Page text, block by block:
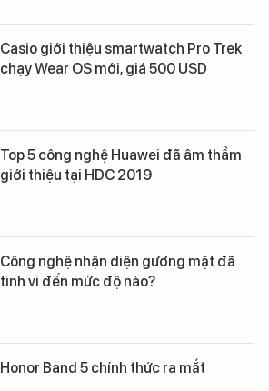
Casio giới thiệu smartwatch Pro Trek
chạy Wear OS mới, giá 500 USD
Top 5 công nghệ Huawei đã âm thầm
giới thiệu tại HDC 2019
Công nghệ nhận diện gương mặt đã
tinh vi đến mức độ nào?
Honor Band 5 chính thức ra mắt